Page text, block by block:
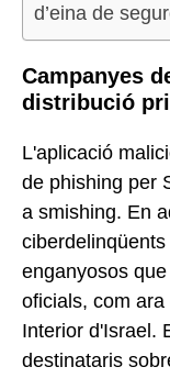
d’eina de
Campanyes
distribució
L'aplicació
de phishing per
a smishing. En
enganyosos
oficials, com
Interior d'Israel.
destinataris